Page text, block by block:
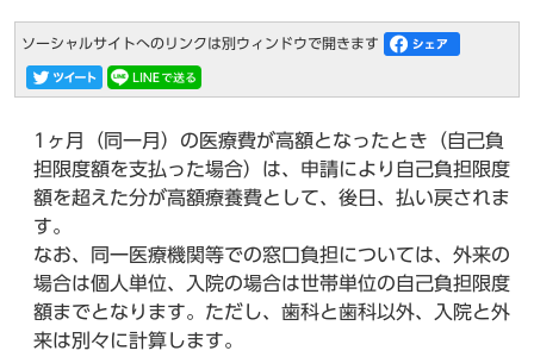
ソーシャルサイトへのリンクは別ウィンドウで開きます
1ヶ月（同一月）の医療費が高額となったとき（自己負
担限度額を支払った場合）は、申請により自己負担限度
額を超えた分が高額療養費として、後日、払い戻されま
す。
なお、同一医療機関等での窓口負担については、外来の
場合は個人単位、入院の場合は世帯単位の自己負担限度
額までとなります。ただし、歯科と歯科以外、入院と外
来は別々に計算します。